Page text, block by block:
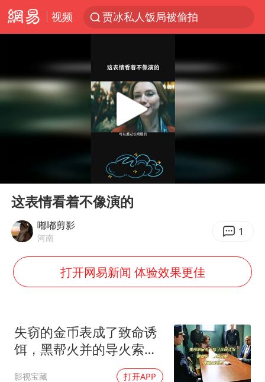
视频
贾冰私人饭局被偷拍
上海鼓励居家办公
血指纹匹配成功，20年悬案告破！凶手被执行死刑
成都多趟列车临时停运
中央气象台继续发布暴雨橙警
朱一龙的鼻子怎么了
周星驰妈妈现身香港首映礼
SK海力士回应“或出售重庆工厂”传闻
大疆错失宇树
Play
这表情看着不像演的
嘟嘟剪影
河南 1
打开网易新闻 体验效果更佳
失窃的金币表成了致命诱
饵，黑帮火并的导火索，
影视宝藏 打开APP